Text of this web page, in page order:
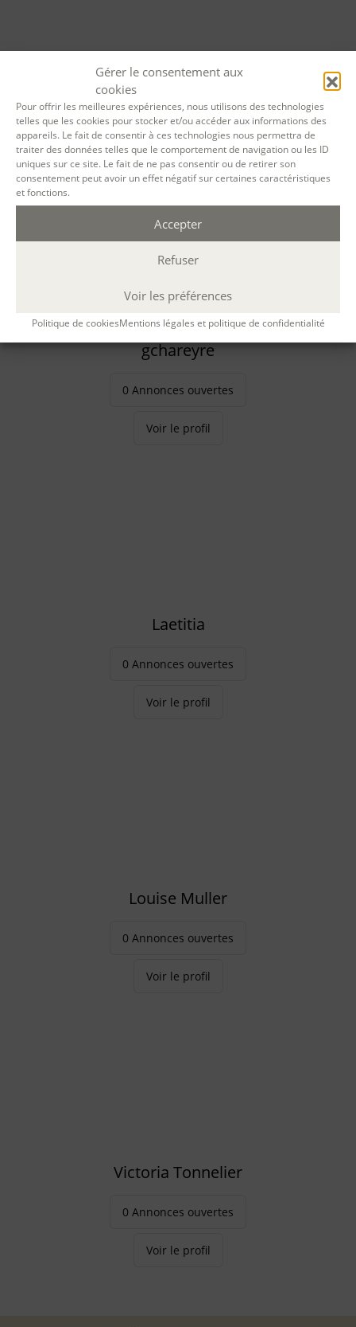
Gérer le consentement aux
cookies
Pour offrir les meilleures expériences, nous utilisons des technologies
telles que les cookies pour stocker et/ou accéder aux informations des
appareils. Le fait de consentir à ces technologies nous permettra de
traiter des données telles que le comportement de navigation ou les ID
uniques sur ce site. Le fait de ne pas consentir ou de retirer son
consentement peut avoir un effet négatif sur certaines caractéristiques
et fonctions.
Accepter
Refuser
Voir les préférences
Politique de cookiesMentions légales et politique de confidentialité
Emmanuel Remise
0 Annonces ouvertes
Voir le profil
gchareyre
0 Annonces ouvertes
Voir le profil
Laetitia
0 Annonces ouvertes
Voir le profil
Louise Muller
0 Annonces ouvertes
Voir le profil
Victoria Tonnelier
0 Annonces ouvertes
Voir le profil